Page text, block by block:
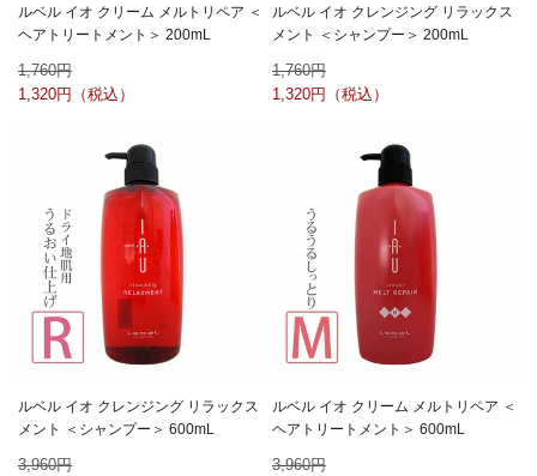
ルベル イオ クリーム メルトリペア ＜
ヘアトリートメント＞ 200mL
1,760
1,320
ルベル イオ クレンジング リラックス
メント ＜シャンプー＞ 200mL
1,760
1,320
ルベル イオ クレンジング リラックス
メント ＜シャンプー＞ 600mL
3,960
ルベル イオ クリーム メルトリペア ＜
ヘアトリートメント＞ 600mL
3,960